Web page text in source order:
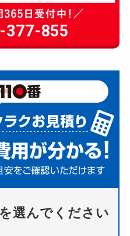
377-855
選んでください